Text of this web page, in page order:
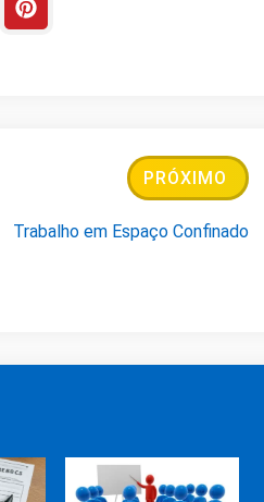
PRÓXIMO
Trabalho em Espaço Confinado